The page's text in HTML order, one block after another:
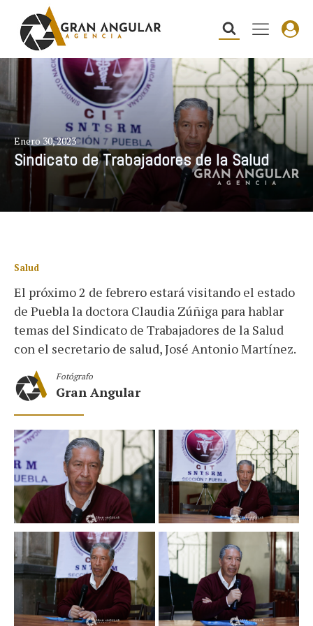
Enero 30, 2023
Sindicato de Trabajadores de la Salud
Salud
El próximo 2 de febrero estará visitando el estado
de Puebla la doctora Claudia Zúñiga para hablar
temas del Sindicato de Trabajadores de la Salud
con el secretario de salud, José Antonio Martínez.
Fotógrafo
Gran Angular